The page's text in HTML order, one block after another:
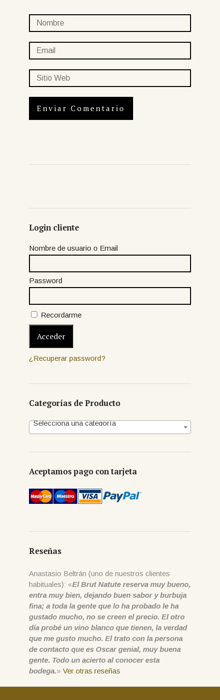
Login cliente
Nombre de usuario o Email
Password
Recordarme
¿Recuperar password?
Categorías de Producto
Selecciona una categoría
Aceptamos pago con tarjeta
Reseñas
Anastasio Beltrán (uno de nuestros clientes
habituales): «El Brut Natute reserva muy bueno,
entra muy bien, dejando buen sabor y burbuja
fina; a toda la gente que lo ha probado le ha
gustado mucho, no se creen el precio. El otro
día probé un vino blanco que tienen, la verdad
que me gusto mucho. El trato con la persona
de contacto que es Oscar genial, muy buena
gente. Todo un acierto al conocer esta
bodega.» Ver otras reseñas